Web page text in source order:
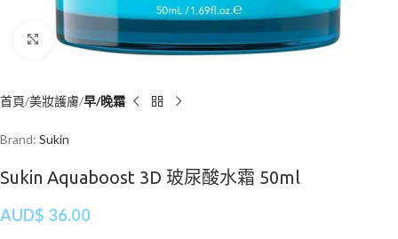
Click to enlarge
首頁 美妝護膚 早/晚霜
Brand: Sukin
Sukin Aquaboost 3D 玻尿酸水霜 50ml
AUD$ 36.00